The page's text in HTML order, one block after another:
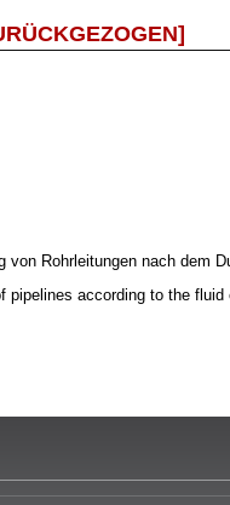
von Rohrleitungen nach dem
pipelines according to the fluid